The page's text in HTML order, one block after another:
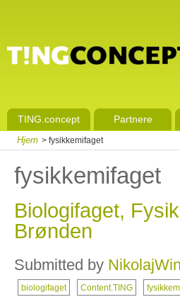
TING.concept Partnere
Hjem > fysikkemifaget
fysikkemifaget
Biologifaget,
Brønden
Submitted by
biologifaget Content.TING